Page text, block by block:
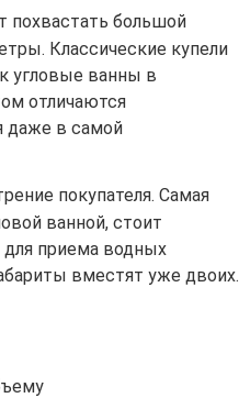
похвастать большой
Классические купели
угловые ванны в
отличаются
даже в самой
покупателя. Самая
ванной, стоит
приема водных
вместят уже двоих.